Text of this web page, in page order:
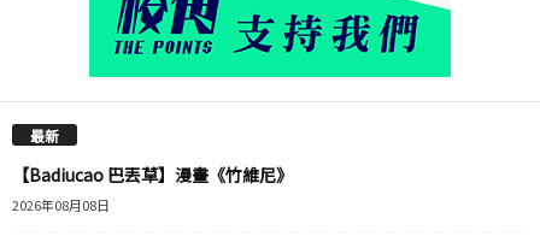
最新
【Badiucao 巴丟草】漫畫《竹維尼》
2026年08月08日